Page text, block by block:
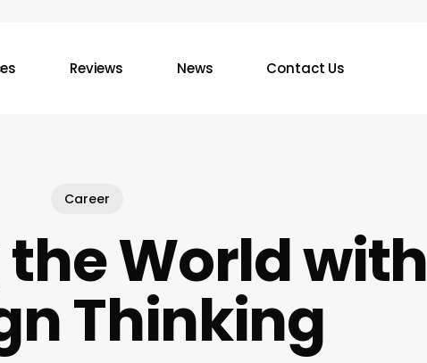
Reviews News Contact Us
Career
World with
Thinking